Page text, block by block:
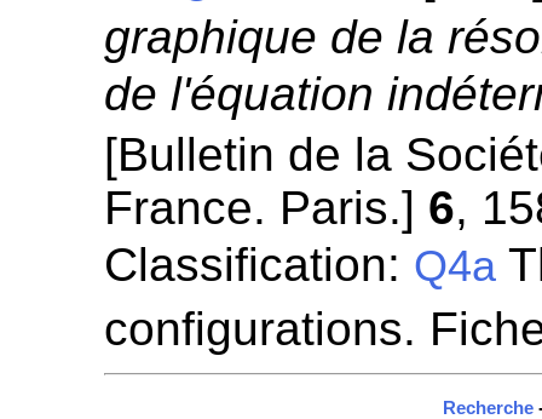
graphique de la
de l'équation
[Bulletin de la
France. Paris.] 6,
Classification: Q4a
configurations.
Recherche